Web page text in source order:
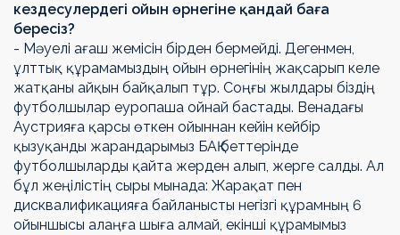
кездесулердегі ойын өрнегіне қандай баға
бересіз?
- Мәуелі ағаш жемісін бірден бермейді. Дегенмен,
ұлттық құрамамыздың ойын өрнегінің жақсарып келе
жатқаны айқын байқалып тұр. Соңғы жылдары біздің
футболшылар еуропаша ойнай бастады. Венадағы
Аустрияға қарсы өткен ойыннан кейін кейбір
қызуқанды жарандарымыз БАҚ беттерінде
футболшыларды қайта жерден алып, жерге салды. Ал
бұл жеңілістің сыры мынада: Жарақат пен
дисквалификацияға байланысты негізгі құрамның 6
ойыншысы алаңға шыға алмай, екінші құрамымыз